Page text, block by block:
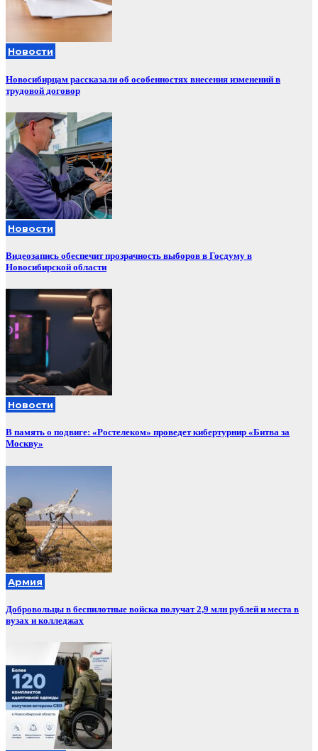
Новости
Новосибирцам рассказали об особенностях внесения изменений в
трудовой договор
Новости
Видеозапись обеспечит прозрачность выборов в Госдуму в
Новосибирской области
Новости
В память о подвиге: «Ростелеком» проведет кибертурнир «Битва за
Москву»
Армия
Добровольцы в беспилотные войска получат 2,9 млн рублей и места в
вузах и колледжах